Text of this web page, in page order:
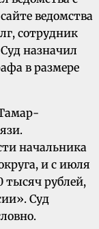
ведомства
сотрудник
назначил
в размере
начальника
и с июля
тысяч рублей,
Суд